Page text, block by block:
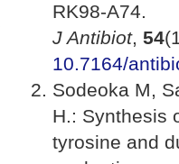
RK98-A74.
J Antibiot,54
10.7164/
Sodeoka M,
H.: Synthesis
tyrosine and